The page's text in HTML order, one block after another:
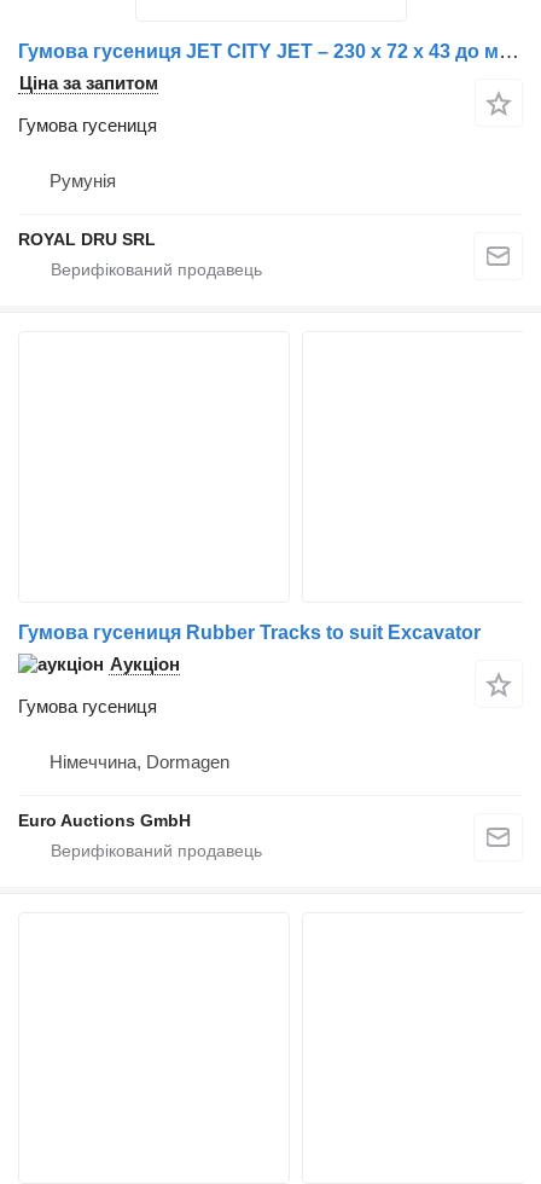
Гумова гусениця JET CITY JET – 230 x 72 x 43 до мотовсюдихіда
Ціна за запитом
Гумова гусениця
Румунія
ROYAL DRU SRL
Гумова гусениця Rubber Tracks to suit Excavator
Аукціон
Гумова гусениця
Німеччина, Dormagen
Euro Auctions GmbH